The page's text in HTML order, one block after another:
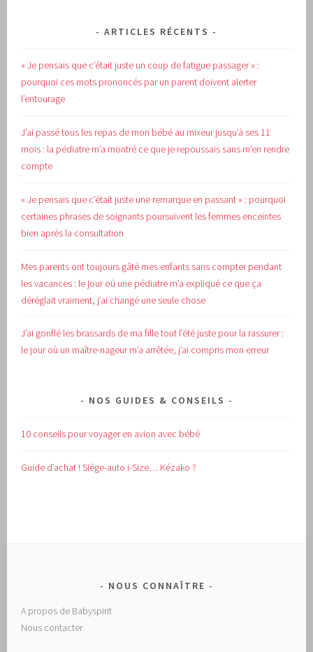
ARTICLES RÉCENTS
« Je pensais que c’était juste un coup de fatigue passager » :
pourquoi ces mots prononcés par un parent doivent alerter
l’entourage
J’ai passé tous les repas de mon bébé au mixeur jusqu’à ses 11
mois : la pédiatre m’a montré ce que je repoussais sans m’en rendre
compte
« Je pensais que c’était juste une remarque en passant » : pourquoi
certaines phrases de soignants poursuivent les femmes enceintes
bien après la consultation
Mes parents ont toujours gâté mes enfants sans compter pendant
les vacances : le jour où une pédiatre m’a expliqué ce que ça
déréglait vraiment, j’ai changé une seule chose
J’ai gonflé les brassards de ma fille tout l’été juste pour la rassurer :
le jour où un maître-nageur m’a arrêtée, j’ai compris mon erreur
NOS GUIDES & CONSEILS
10 conseils pour voyager en avion avec bébé
Guide d’achat !Siège-auto i-Size… Kézako ?
NOUS CONNAÎTRE
A propos de Babyspirit
Nous contacter